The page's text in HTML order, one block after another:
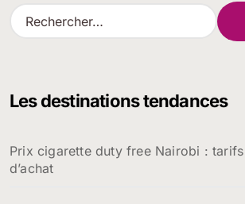
R
e
r
e
r
Les destinations tendances
Prix cigarette duty free Nairobi :
d’achat